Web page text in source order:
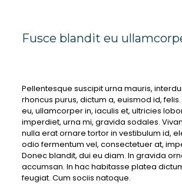
Fusce blandit eu
Pellentesque suscipit urna mauris,
rhoncus purus, dictum a, euismod id,
eu, ullamcorper in, iaculis et, ultricies
imperdiet, urna mi, gravida sodales.
nulla erat ornare tortor in vestibulum id,
odio fermentum vel, consectetuer at,
Donec blandit, dui eu diam. In gravida
accumsan. In hac habitasse platea
feugiat. Cum sociis natoque.